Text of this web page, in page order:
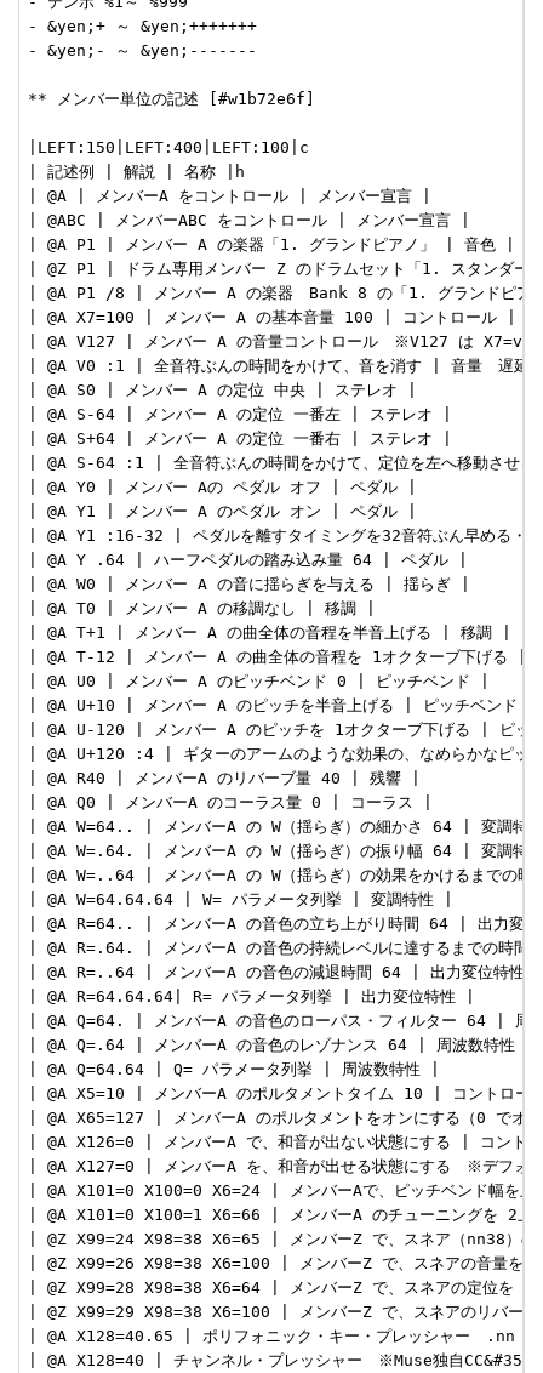
- &yen;+ ～ &yen;+++++++
- &yen;- ～ &yen;-------
** メンバー単位の記述 [#w1b72e6f]
|LEFT:150|LEFT:400|LEFT:100|c
| 記述例 | 解説 | 名称 |h
| @A | メンバーA をコントロール | メンバー宣言 |
| @ABC | メンバーABC をコントロール | メンバー宣言 |
| @A P1 | メンバー A の楽器「1. グランドピアノ」 | 音色 |
| @Z P1 | ドラム専用メンバー Z のドラムセット「1. スタンダ
| @A P1 /8 | メンバー A の楽器　Bank 8 の「1. グランドピア
| @A X7=100 | メンバー A の基本音量 100 | コントロール |
| @A V127 | メンバー A の音量コントロール　※V127 は
| @A V0 :1 | 全音符ぶんの時間をかけて、音を消す | 音量　遅延
| @A S0 | メンバー A の定位 中央 | ステレオ |
| @A S-64 | メンバー A の定位 一番左 | ステレオ |
| @A S+64 | メンバー A の定位 一番右 | ステレオ |
| @A S-64 :1 | 全音符ぶんの時間をかけて、定位を左へ移動させ
| @A Y0 | メンバー Aの ペダル オフ | ペダル |
| @A Y1 | メンバー A のペダル オン | ペダル |
| @A Y1 :16-32 | ペダルを離すタイミングを32音符ぶん早める・
| @A Y .64 | ハーフペダルの踏み込み量 64 | ペダル |
| @A W0 | メンバー A の音に揺らぎを与える | 揺らぎ |
| @A T0 | メンバー A の移調なし | 移調 |
| @A T+1 | メンバー A の曲全体の音程を半音上げる | 移調 |
| @A T-12 | メンバー A の曲全体の音程を 1オクターブ下げる |
| @A U0 | メンバー A のピッチベンド 0 | ピッチベンド |
| @A U+10 | メンバー A のピッチを半音上げる | ピッチベンド |
| @A U-120 | メンバー A のピッチを 1オクターブ下げる | ピッ
| @A U+120 :4 | ギターのアームのような効果の、なめらかなピ
| @A R40 | メンバーA のリバーブ量 40 | 残響 |
| @A Q0 | メンバーA のコーラス量 0 | コーラス |
| @A W=64.. | メンバーA の W（揺らぎ）の細かさ 64 | 変調特
| @A W=.64. | メンバーA の W（揺らぎ）の振り幅 64 | 変調特
| @A W=..64 | メンバーA の W（揺らぎ）の効果をかけるまでの
| @A W=64.64.64 | W= パラメータ列挙 | 変調特性 |
| @A R=64.. | メンバーA の音色の立ち上がり時間 64 | 出力変
| @A R=.64. | メンバーA の音色の持続レベルに達するまでの時
| @A R=..64 | メンバーA の音色の減退時間 64 | 出力変位特性 |
| @A R=64.64.64| R= パラメータ列挙 | 出力変位特性 |
| @A Q=64. | メンバーA の音色のローパス・フィルター 64 | 周
| @A Q=.64 | メンバーA の音色のレゾナンス 64 | 周波数特性 |
| @A Q=64.64 | Q= パラメータ列挙 | 周波数特性 |
| @A X5=10 | メンバーA のポルタメントタイム 10 | コントロー
| @A X65=127 | メンバーA のポルタメントをオンにする（0 でオ
| @A X126=0 | メンバーA で、和音が出ない状態にする | コント
| @A X127=0 | メンバーA を、和音が出せる状態にする　※デフ
| @A X101=0 X100=0 X6=24 | メンバーAで、ピッチベンド幅を
| @A X101=0 X100=1 X6=66 | メンバーA のチューニングを 2
| @Z X99=24 X98=38 X6=65 | メンバーZ で、スネア（nn38）
| @Z X99=26 X98=38 X6=100 | メンバーZ で、スネアの音量を
| @Z X99=28 X98=38 X6=64 | メンバーZ で、スネアの定位を
| @Z X99=29 X98=38 X6=100 | メンバーZ で、スネアのリバー
| @A X128=40.65 | ポリフォニック・キー・プレッシャー　.nn
| @A X128=40 | チャンネル・プレッシャー　※Muse独自